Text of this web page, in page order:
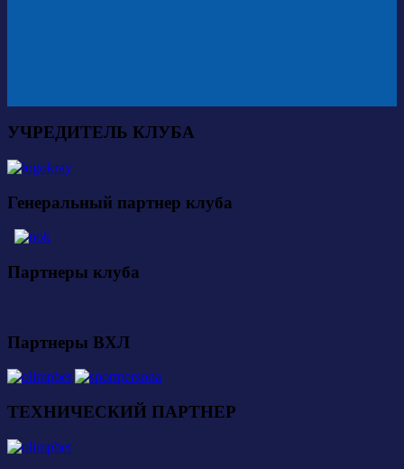
УЧРЕДИТЕЛЬ КЛУБА
Генеральный партнер клуба
Партнеры клуба
Партнеры ВХЛ
ТЕХНИЧЕСКИЙ ПАРТНЕР